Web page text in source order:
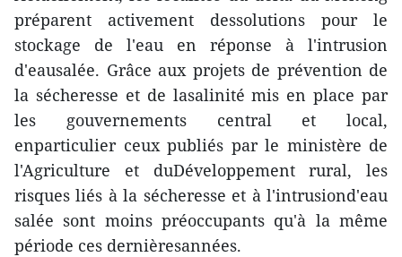
préparent activement dessolutions pour le
stockage de l'eau en réponse à l'intrusion
d'eausalée. Grâce aux projets de prévention de
la sécheresse et de lasalinité mis en place par
les gouvernements central et local,
enparticulier ceux publiés par le ministère de
l'Agriculture et duDéveloppement rural, les
risques liés à la sécheresse et à l'intrusiond'eau
salée sont moins préoccupants qu'à la même
période ces dernièresannées.